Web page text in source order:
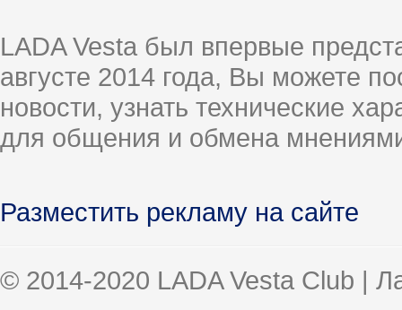
LADA Vesta был впервые
августе 2014 года, Вы можете
новости, узнать технические
для общения и обмена
Разместить рекламу на сайте
© 2014-2020 LADA Vesta Club |